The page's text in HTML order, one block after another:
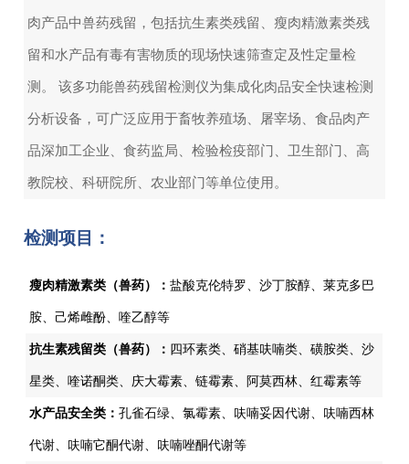
肉产品中兽药残留，包括抗生素类残留、瘦肉精激素类残
留和水产品有毒有害物质的现场快速筛查定及性定量检
测。 该多功能兽药残留检测仪为集成化肉品安全快速检测
分析设备，可广泛应用于畜牧养殖场、屠宰场、食品肉产
品深加工企业、食药监局、检验检疫部门、卫生部门、高
教院校、科研院所、农业部门等单位使用。
检测项目：
瘦肉精激素类（兽药）：盐酸克伦特罗、沙丁胺醇、莱克多巴
胺、己烯雌酚、喹乙醇等
抗生素残留类（兽药）： 四环素类、硝基呋喃类、磺胺类、沙
星类、喹诺酮类、庆大霉素、链霉素、阿莫西林、红霉素等
水产品安全类：孔雀石绿、氯霉素、呋喃妥因代谢、呋喃西林
代谢、呋喃它酮代谢、呋喃唑酮代谢等